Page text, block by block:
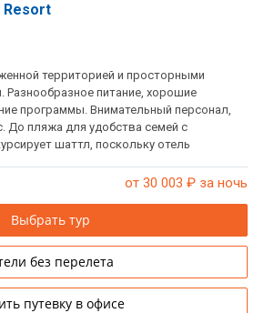
Resort
территорией и просторными
питание, хорошие
программы. Внимательный персонал,
До пляжа для удобства семей с
шаттл, поскольку отель
также для молодежных компаний. Отель
от 30 003 ₽ за ночь
Выбрать тур
без перелета
путевку в офисе